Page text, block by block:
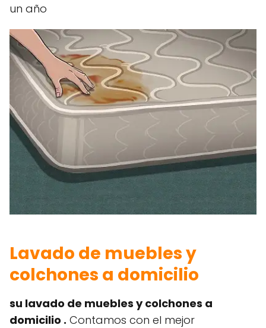
un año
Lavado de muebles y
colchones a domicilio
su lavado de muebles y colchones a
domicilio . Contamos con el mejor